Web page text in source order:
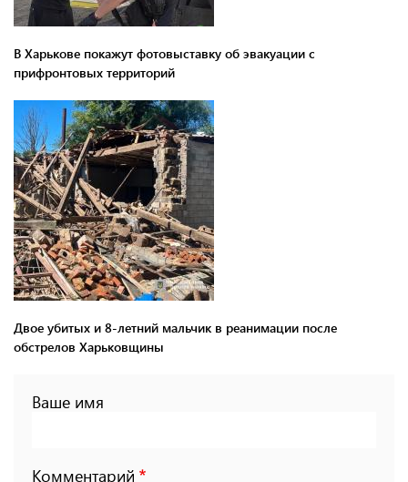
В Харькове покажут фотовыставку об эвакуации с
прифронтовых территорий
Двое убитых и 8-летний мальчик в реанимации после
обстрелов Харьковщины
Ваше имя
Комментарий